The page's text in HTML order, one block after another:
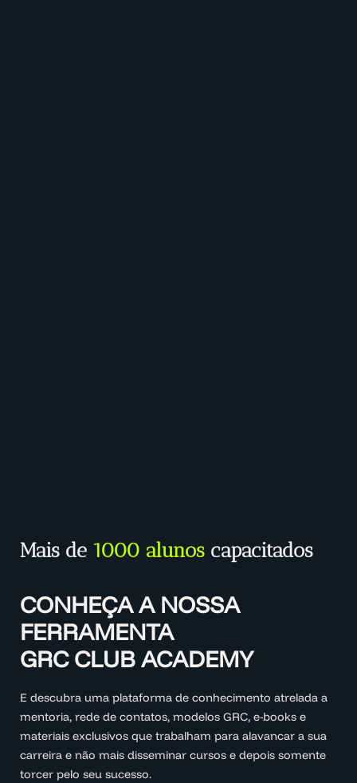
Mais de 1000 alunos capacitados
CONHEÇA A NOSSA
FERRAMENTA
GRC CLUB ACADEMY
E descubra uma plataforma de conhecimento atrelada a
mentoria, rede de contatos, modelos GRC, e-books e
materiais exclusivos que trabalham para alavancar a sua
carreira e não mais disseminar cursos e depois somente
torcer pelo seu sucesso.